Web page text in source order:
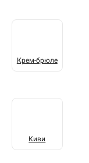
Крем-брюле
Киви